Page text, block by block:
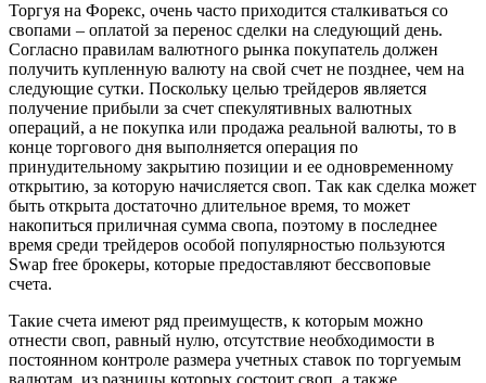
Торгуя на Форекс, очень часто приходится сталкиваться со
свопами – оплатой за перенос сделки на следующий день.
Согласно правилам валютного рынка покупатель должен
получить купленную валюту на свой счет не позднее, чем на
следующие сутки. Поскольку целью трейдеров является
получение прибыли за счет спекулятивных валютных
операций, а не покупка или продажа реальной валюты, то в
конце торгового дня выполняется операция по
принудительному закрытию позиции и ее одновременному
открытию, за которую начисляется своп. Так как сделка может
быть открыта достаточно длительное время, то может
накопиться приличная сумма свопа, поэтому в последнее
время среди трейдеров особой популярностью пользуются
Swap free брокеры, которые предоставляют бессвоповые
счета.
Такие счета имеют ряд преимуществ, к которым можно
отнести своп, равный нулю, отсутствие необходимости в
постоянном контроле размера учетных ставок по торгуемым